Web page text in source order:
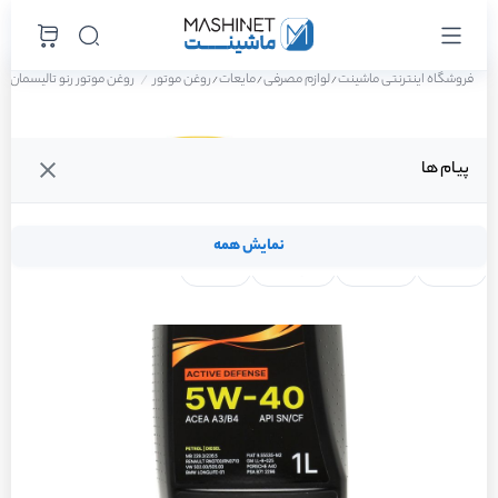
پیام ها
نمایش همه
فروشگاه اینترنتی ماشینت/لوازم مصرفی/مایعات/روغن موتور روغن موتور رنو تالیسمان E2 سال 2016